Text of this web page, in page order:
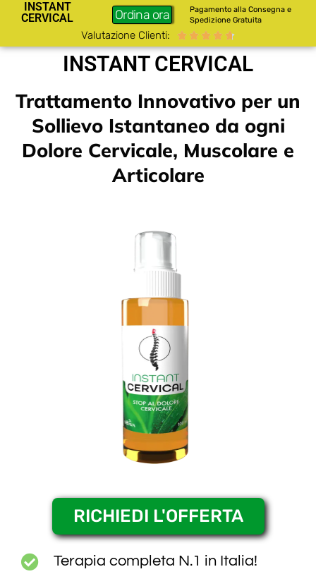
INSTANT
CERVICAL
Ordina ora
Pagamento alla Consegna e
Spedizione Gratuita
Valutazione Clienti:     
INSTANT CERVICAL
Trattamento Innovativo per un
Sollievo Istantaneo da ogni
Dolore Cervicale, Muscolare e
Articolare
RICHIEDI L'OFFERTA
Terapia completa N.1 in Italia!